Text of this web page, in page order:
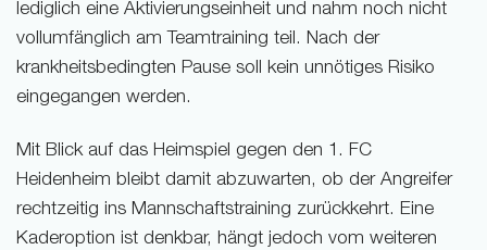
lediglich eine Aktivierungseinheit und nahm noch nicht
vollumfänglich am Teamtraining teil. Nach der
krankheitsbedingten Pause soll kein unnötiges Risiko
eingegangen werden.
Mit Blick auf das Heimspiel gegen den 1. FC
Heidenheim bleibt damit abzuwarten, ob der Angreifer
rechtzeitig ins Mannschaftstraining zurückkehrt. Eine
Kaderoption ist denkbar, hängt jedoch vom weiteren